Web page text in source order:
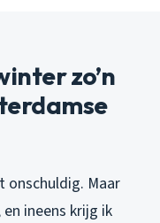
zo’n
onschuldig. Maar
ineens krijg ik